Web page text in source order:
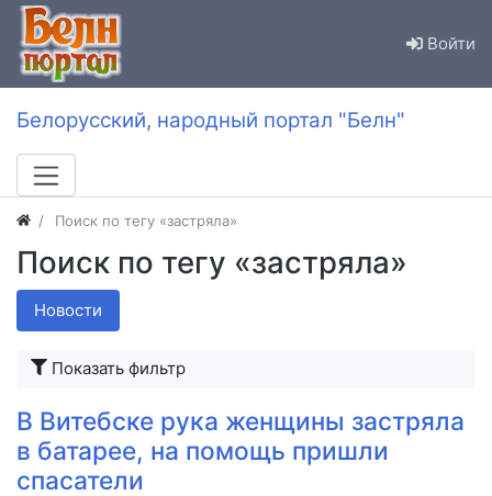
Войти
Белорусский, народный портал "Белн"
Поиск по тегу «застряла»
Поиск по тегу «застряла»
Новости
Показать фильтр
В Витебске рука женщины застряла
в батарее, на помощь пришли
спасатели